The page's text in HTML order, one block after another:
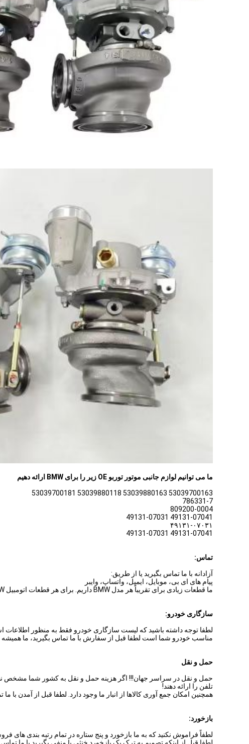
ما می توانیم لوازم جانبی موتور توربو OE زیر را برای BMW ارائه دهیم
53039700163 53039880163 53039880118 53039700181
786331-7
809200-0004
49131-07041 49131-07031
۴۹۱۳۱-۰۷۰۳۱
49131-07041 49131-07031
تماس:
آزادانه با ما تماس بگیرید یا از طریق:
پیام های ای بی، موبایل، ایمیل، واتساپ، وایبر
ما قطعات زیادی برای تقریباً هر مدل BMW داریم. برای هر قطعات اتومبیل BMW دیگری از شما درخواست می کنیم، ما همیشه خوشحالیم به شما کمک کنیم.
سازگاری خودرو:
لطفا توجه داشته باشید که لیست سازگاری خودرو فقط به منظور
مناسب خودرو شما است لطفا قبل از سفارش با ما تماس بگیرید، ما
حمل و نقل
حمل و نقل در سراسر جهان!!! اگر هزینه حمل و نقل به کشور شما مشخص
تلفن را ارائه دهند!
همچنین امکان جمع آوری کالاها از انبار ما وجود دارد. لطفا قبل از آمدن با ما
بازخورد:
لطفاً فراموش نکنید که به ما بازخورد و پنج ستاره در تمام رتبه بندی های